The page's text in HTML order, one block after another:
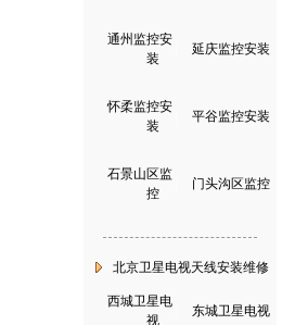
通州监控安
装
延庆监控安装
怀柔监控安
装
平谷监控安装
石景山区监
控
门头沟区监控
北京卫星电视天线安装维修
西城卫星电
视
东城卫星电视